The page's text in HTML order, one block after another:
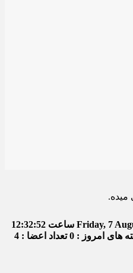
Friday, 7 ساعت 12:32:53
های امروز : 0
تعداد اعضا : 4